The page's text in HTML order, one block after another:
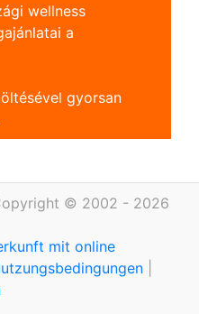
wellness
a
gyorsan
© 2002 - 2026
mit online